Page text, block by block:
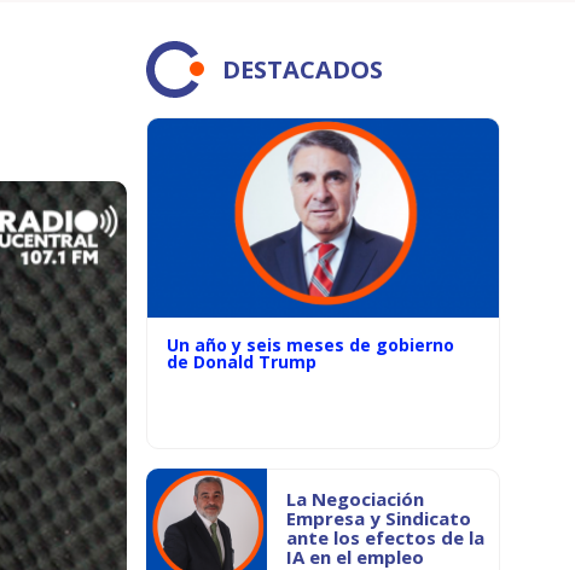
DESTACADOS
Un año y seis meses de gobierno
de Donald Trump
La Negociación
Empresa y Sindicato
ante los efectos de la
IA en el empleo